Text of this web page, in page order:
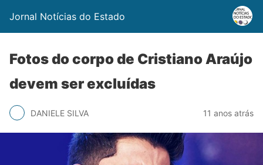
Jornal Notícias do Estado
Fotos do corpo de Cristiano Araújo
devem ser excluídas
DANIELE SILVA 11 anos atrás